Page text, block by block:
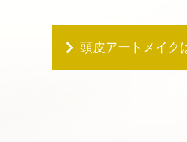
頭皮アートメイク